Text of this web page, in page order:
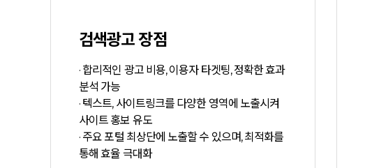
검색광고 장점
· 합리적인 광고 비용, 이용자 타겟팅, 정확한 효과
분석 가능
· 텍스트, 사이트링크를 다양한 영역에 노출시켜
사이트 홍보 유도
· 주요 포털 최상단에 노출할 수 있으며, 최적화를
통해 효율 극대화